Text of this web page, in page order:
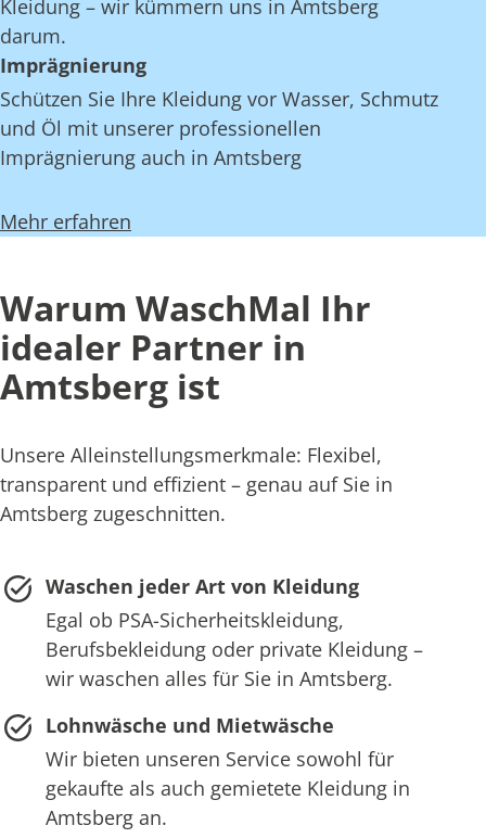
Kleidung – wir kümmern uns in Amtsberg
darum.
Imprägnierung
Schützen Sie Ihre Kleidung vor Wasser, Schmutz
und Öl mit unserer professionellen
Imprägnierung auch in Amtsberg
Mehr erfahren
Warum WaschMal Ihr
idealer Partner in
Amtsberg ist
Unsere Alleinstellungsmerkmale: Flexibel,
transparent und effizient – genau auf Sie in
Amtsberg zugeschnitten.
Waschen jeder Art von Kleidung
Egal ob PSA-Sicherheitskleidung,
Berufsbekleidung oder private Kleidung –
wir waschen alles für Sie in Amtsberg.
Lohnwäsche und Mietwäsche
Wir bieten unseren Service sowohl für
gekaufte als auch gemietete Kleidung in
Amtsberg an.